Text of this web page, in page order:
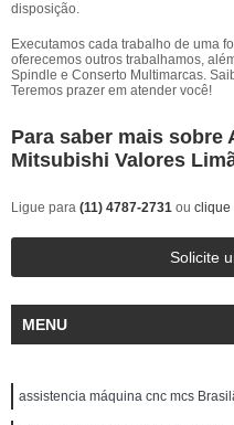
disposição.
Executamos cada trabalho de uma
oferecemos outros trabalhamos,
Spindle e Conserto Multimarcas.
Teremos prazer em atender você!
Para saber mais sobre
Mitsubishi Valores
Ligue para (11) 4787-2731 ou clique
Solicite
MENU
assistencia máquina cnc mcs